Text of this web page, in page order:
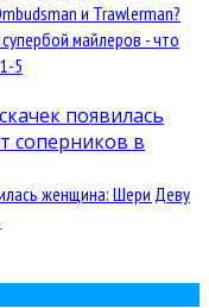
и Trawlerman?
майлеров - что
5
женщина: Шери Деву